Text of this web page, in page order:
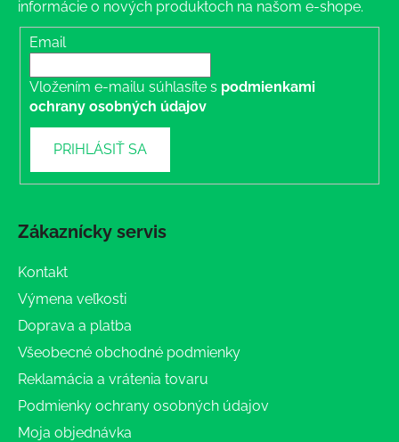
informácie o nových produktoch na našom e-shope.
Email
Vložením e-mailu súhlasíte s podmienkami
ochrany osobných údajov
PRIHLÁSIŤ SA
Zákaznícky servis
Kontakt
Výmena veľkosti
Doprava a platba
Všeobecné obchodné podmienky
Reklamácia a vrátenia tovaru
Podmienky ochrany osobných údajov
Moja objednávka